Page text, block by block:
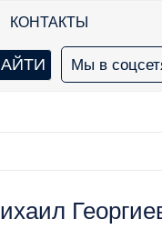
КОНТАКТЫ
Мы в